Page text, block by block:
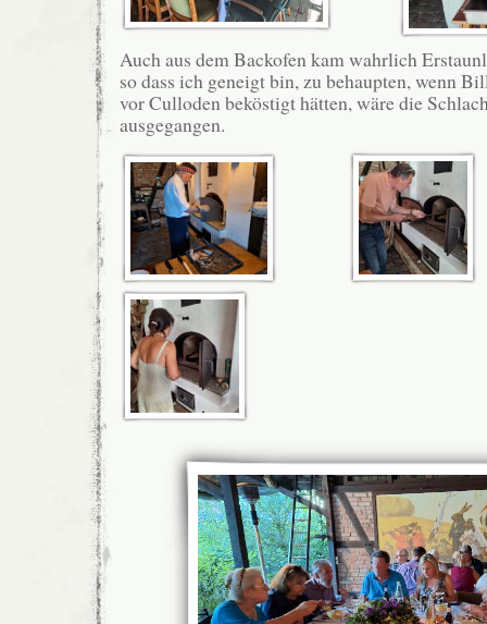
Auch aus dem Backofen kam wahrlich
so dass ich geneigt bin, zu behaupten, wenn
vor Culloden beköstigt hätten, wäre die
ausgegangen.